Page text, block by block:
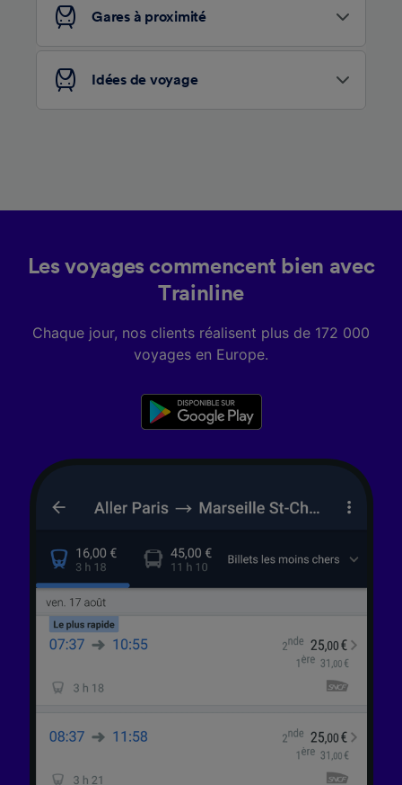
Gares à proximité
Idées de voyage
Les voyages commencent bien avec
Trainline
Chaque jour, nos clients réalisent plus de 172 000
voyages en Europe.
services.